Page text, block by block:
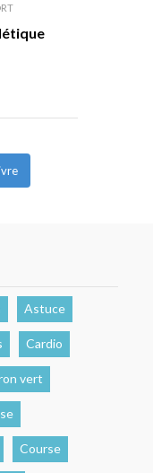
Astuce
Cardio
vert
Course